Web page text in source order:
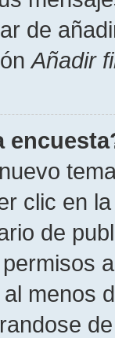
de
Añadir
clic en
de
menos